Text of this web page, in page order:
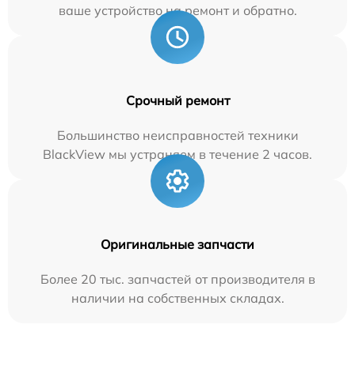
ваше устройство на ремонт и обратно.
Срочный ремонт
Большинство неисправностей техники
BlackView мы устраняем в течение 2 часов.
Оригинальные запчасти
Более 20 тыс. запчастей от производителя в
наличии на собственных складах.